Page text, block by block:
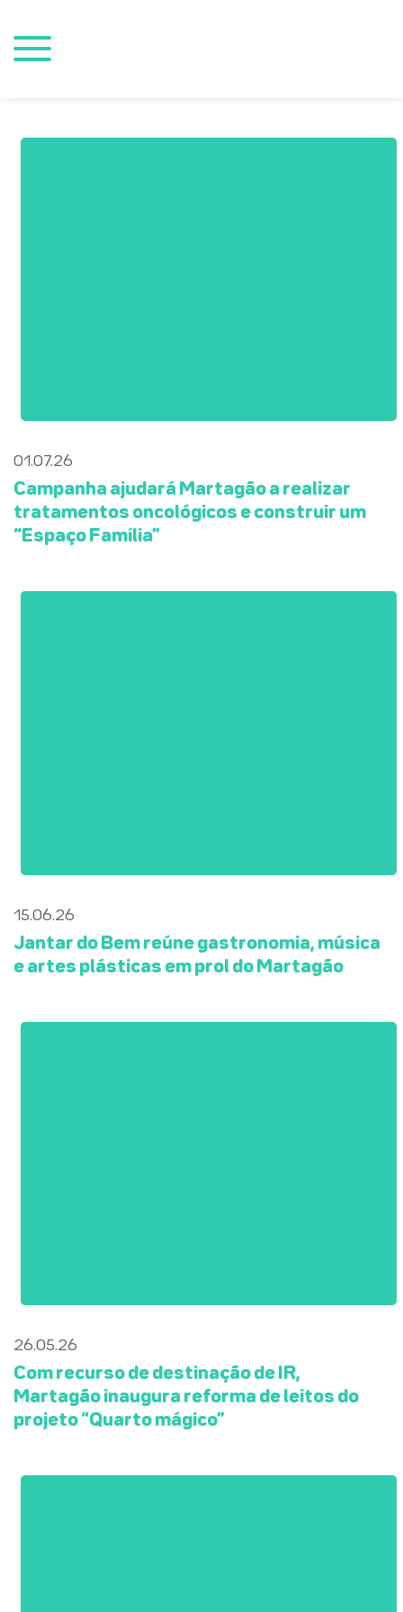
01.07.26
Campanha ajudará Martagão a realizar
tratamentos oncológicos e construir um
“Espaço Família”
15.06.26
Jantar do Bem reúne gastronomia, música
e artes plásticas em prol do Martagão
26.05.26
Com recurso de destinação de IR,
Martagão inaugura reforma de leitos do
projeto “Quarto mágico”